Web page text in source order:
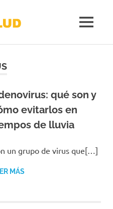
MENÚ
qué son y
evitarlos en
de lluvia
un grupo de virus que[…]
MÁS